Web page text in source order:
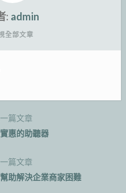
: admin
全部文章
篇文章
惠的助聽器
篇文章
助解決企業商家困難